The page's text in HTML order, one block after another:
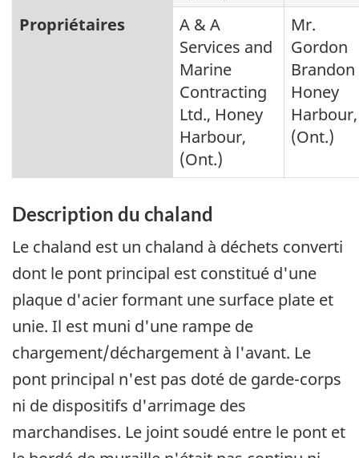
Propriétaires
A & A
Services and
Marine
Contracting
Ltd., Honey
Harbour,
(Ont.)
Mr.
Gordon
Brandon
Honey
Harbour,
(Ont.)
Description du chaland
Le chaland est un chaland à déchets converti
dont le pont principal est constitué d'une
plaque d'acier formant une surface plate et
unie. Il est muni d'une rampe de
chargement/déchargement à l'avant. Le
pont principal n'est pas doté de garde-corps
ni de dispositifs d'arrimage des
marchandises. Le joint soudé entre le pont et